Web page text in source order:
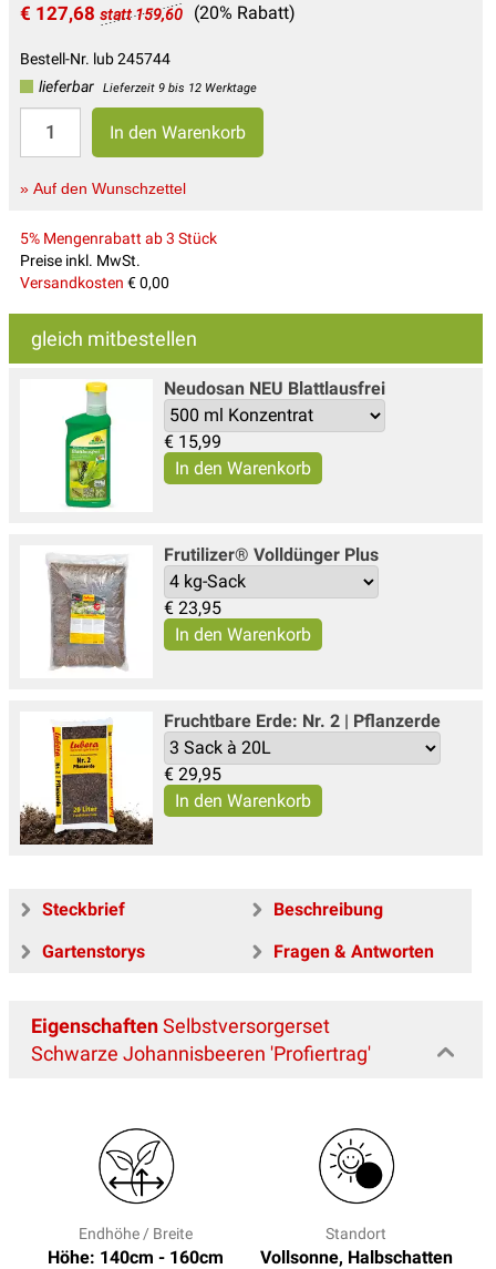
€ 127,68 statt 159,60 (20% Rabatt)
Bestell-Nr. lub 245744
lieferbar
Lieferzeit 9 bis 12 Werktage
» Auf den Wunschzettel
5% Mengenrabatt ab 3 Stück
Preise inkl. MwSt.
Versandkosten € 0,00
gleich mitbestellen
Neudosan NEU Blattlausfrei
€ 15,99
Frutilizer® Volldünger Plus
€ 23,95
Fruchtbare Erde: Nr. 2 | Pflanzerde
€ 29,95
Steckbrief
Beschreibung
Gartenstorys
Fragen & Antworten
EigenschaftenSelbstversorgerset
Schwarze Johannisbeeren 'Profiertrag'
Endhöhe / Breite
Höhe: 140cm - 160cm
Standort
Vollsonne, Halbschatten